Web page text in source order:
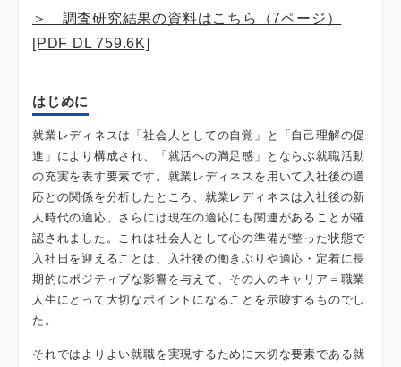
＞ 調査研究結果の資料はこちら（7ページ）
[PDF DL 759.6K]
はじめに
就業レディネスは「社会人としての自覚」と「自己理解の促
進」により構成され、「就活への満足感」とならぶ就職活動
の充実を表す要素です。就業レディネスを用いて入社後の適
応との関係を分析したところ、就業レディネスは入社後の新
人時代の適応、さらには現在の適応にも関連があることが確
認されました。これは社会人として心の準備が整った状態で
入社日を迎えることは、入社後の働きぶりや適応・定着に長
期的にポジティブな影響を与えて、その人のキャリア＝職業
人生にとって大切なポイントになることを示唆するものでし
た。
それではよりよい就職を実現するために大切な要素である就